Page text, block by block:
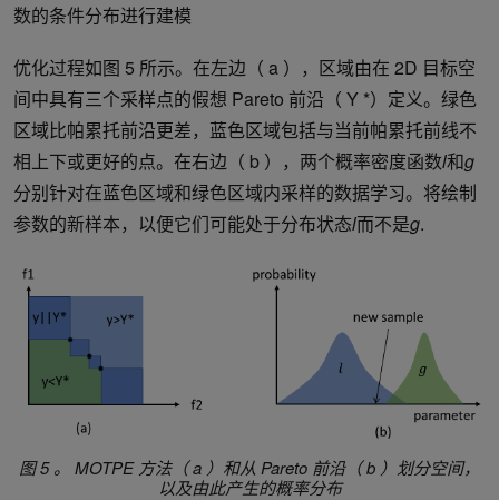
数的条件分布进行建模
优化过程如图 5 所示。在左边（ a ），区域由在 2D 目标空
间中具有三个采样点的假想 Pareto 前沿（ Y *）定义。绿色
区域比帕累托前沿更差，蓝色区域包括与当前帕累托前线不
相上下或更好的点。在右边（ b ），两个概率密度函数l和g
分别针对在蓝色区域和绿色区域内采样的数据学习。将绘制
参数的新样本，以便它们可能处于分布状态l而不是g.
图 5 。 MOTPE 方法（ a ）和从 Pareto 前沿（ b ）划分空间，
以及由此产生的概率分布